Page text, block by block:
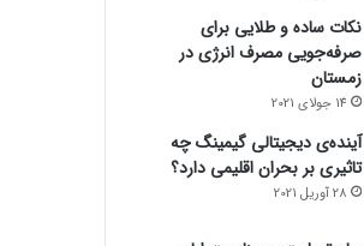
نکات ساده و طلایی برای
صرفه‌جویی مصرف انرژی در
زمستان
14 جولای 2021
آینده‌ی دیجیتالی گیمینگ چه
تاثیری بر بحران اقلیمی دارد؟
28 آوریل 2021